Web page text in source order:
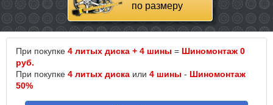
по размеру
При покупке 4 литых диска + 4 шины = Шиномонтаж 0
руб.
При покупке 4 литых диска или 4 шины - Шиномонтаж
50%